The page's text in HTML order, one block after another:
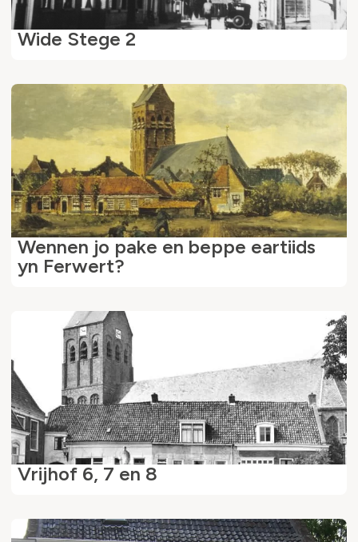
Wide Stege 2
Wennen jo pake en beppe eartiids
yn Ferwert?
Vrijhof 6, 7 en 8